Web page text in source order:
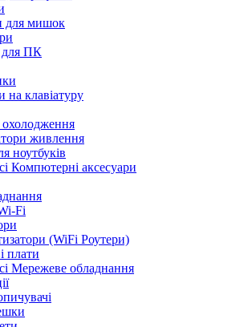
для мишок
для ПК
на клавіатуру
живлення
ноутбуків
Компютерні аксесуари
Fi
(WiFi Роутери)
плати
Мережеве обладнання